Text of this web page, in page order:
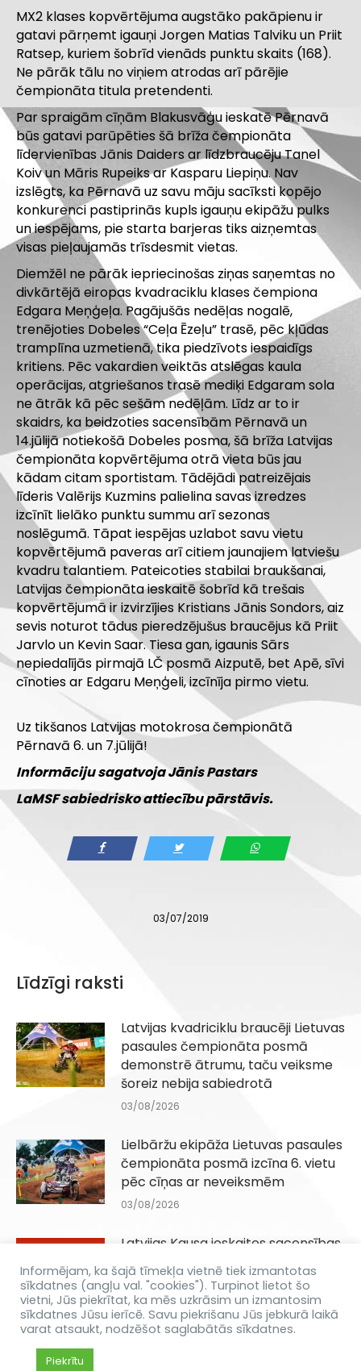
MX2 klases kopvērtējuma augstāko pakāpienu ir
gatavi pārņemt igauņi Jorgen Matias Talviku un Priit
Ratsep, kuriem šobrīd vienāds punktu skaits (168).
Ne pārāk tālu no viņiem atrodas arī pārējie
čempionāta titula pretendenti.
Par spraigām cīņām Blakusvāģu ieskatē Pērnavā
būs gatavi parūpēties šā brīža čempionāta
līdervienības Jānis Daiders ar līdzbraucēju Tanel
Koiv un Māris Rupeiks ar Kasparu Liepiņu. Nav
izslēgts, ka Pērnavā uz savu māju sacīksti kopējo
konkurenci pastiprinās kupls igauņu ekipāžu pulks
un iespējams, pie starta barjeras tiks aizņemtas
visas pieļaujamās trīsdesmit vietas.
Diemžēl ne pārāk iepriecinošas ziņas saņemtas no
divkārtējā eiropas kvadraciklu klases čempiona
Edgara Meņģeļa. Pagājušās nedēļas nogalē,
trenējoties Dobeles “Ceļa Ēzeļu” trasē, pēc kļūdas
tramplīna uzmetienā, tika piedzīvots iespaidīgs
kritiens. Pēc vakardien veiktās atslēgas kaula
operācijas, atgriešanos trasē mediķi Edgaram sola
ne ātrāk kā pēc sešām nedēļām. Līdz ar to ir
skaidrs, ka beidzoties sacensībām Pērnavā un
14.jūlijā notiekošā Dobeles posma, šā brīža Latvijas
čempionāta kopvērtējuma otrā vieta būs jau
kādam citam sportistam. Tādējādi patreizējais
līderis Valērijs Kuzmins palielina savas izredzes
izcīnīt lielāko punktu summu arī sezonas
noslēgumā. Tāpat iespējas uzlabot savu vietu
kopvērtējumā paveras arī citiem jaunajiem latviešu
kvadru talantiem. Pateicoties stabilai braukšanai,
Latvijas čempionāta ieskaitē šobrīd kā trešais
kopvērtējumā ir izvirzījies Kristians Jānis Sondors, aiz
sevis noturot tādus pieredzējušus braucējus kā Priit
Jarvlo un Kevin Saar. Tiesa gan, igaunis Sārs
nepiedalījās pirmajā LČ posmā Aizputē, bet Apē, sīvi
cīnoties ar Edgaru Meņģeli, izcīnīja pirmo vietu.
Uz tikšanos Latvijas motokrosa čempionātā
Pērnavā 6. un 7.jūlijā!
Informāciju sagatvojaJānis Pastars
LaMSF sabiedrisko attiecību pārstāvis.
03/07/2019
Līdzīgi raksti
Latvijas kvadriciklu braucēji Lietuvas
pasaules čempionāta posmā
demonstrē ātrumu, taču veiksme
šoreiz nebija sabiedrotā
03/08/2026
Lielbāržu ekipāža Lietuvas pasaules
čempionāta posmā izcīna 6. vietu
pēc cīņas ar neveiksmēm
03/08/2026
Latvijas Kausa ieskaites sacensības
Q100, QJuniori un QIesācēji klasēm
Dēliņkalnā 29.08.2026
31/07/2026
Informējam, ka šajā tīmekļa vietnē tiek izmantotas
sīkdatnes (angļu val. "cookies"). Turpinot lietot šo
vietni, Jūs piekrītat, ka mēs uzkrāsim un izmantosim
sīkdatnes Jūsu ierīcē. Savu piekrišanu Jūs jebkurā laikā
varat atsaukt, nodzēšot saglabātās sīkdatnes.
Piekrītu